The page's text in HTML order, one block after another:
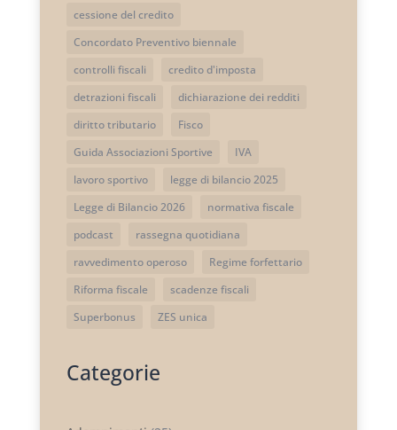
cessione del credito
Concordato Preventivo biennale
controlli fiscali
credito d'imposta
detrazioni fiscali
dichiarazione dei redditi
diritto tributario
Fisco
Guida Associazioni Sportive
IVA
lavoro sportivo
legge di bilancio 2025
Legge di Bilancio 2026
normativa fiscale
podcast
rassegna quotidiana
ravvedimento operoso
Regime forfettario
Riforma fiscale
scadenze fiscali
Superbonus
ZES unica
Categorie